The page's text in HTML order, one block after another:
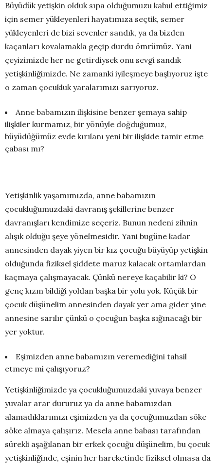
Büyüdük yetişkin olduk sıpa olduğumuzu kabul ettiğimiz
için semer yükleyenleri hayatımıza seçtik, semer
yükleyenleri de bizi sevenler sandık, ya da bizden
kaçanları kovalamakla geçip durdu ömrümüz. Yani
çeyizimizde her ne getirdiysek onu sevgi sandık
yetişkinliğimizde. Ne zamanki iyileşmeye başlıyoruz işte
o zaman çocukluk yaralarımızı sarıyoruz.
Anne babamızın ilişkisine benzer şemaya sahip
ilişkiler kurmamız, bir yönüyle doğduğumuz,
büyüdüğümüz evde kırılanı yeni bir ilişkide tamir etme
çabası mı?
Yetişkinlik yaşamımızda, anne babamızın
çocukluğumuzdaki davranış şekillerine benzer
davranışları kendimize seçeriz. Bunun nedeni zihnin
alışık olduğu şeye yönelmesidir. Yani bugüne kadar
annesinden dayak yiyen bir kız çocuğu büyüyüp yetişkin
olduğunda fiziksel şiddete maruz kalacak ortamlardan
kaçmaya çalışmayacak. Çünkü nereye kaçabilir ki? O
genç kızın bildiği yoldan başka bir yolu yok. Küçük bir
çocuk düşünelim annesinden dayak yer ama gider yine
annesine sarılır çünkü o çocuğun başka sığınacağı bir
yer yoktur.
Eşimizden anne babamızın veremediğini tahsil
etmeye mi çalışıyoruz?
Yetişkinliğimizde ya çocukluğumuzdaki yuvaya benzer
yuvalar arar dururuz ya da anne babamızdan
alamadıklarımızı eşimizden ya da çocuğumuzdan söke
söke almaya çalışırız. Mesela anne babası tarafından
sürekli aşağılanan bir erkek çocuğu düşünelim, bu çocuk
yetişkinliğinde, eşinin her hareketinde fiziksel olmasa da